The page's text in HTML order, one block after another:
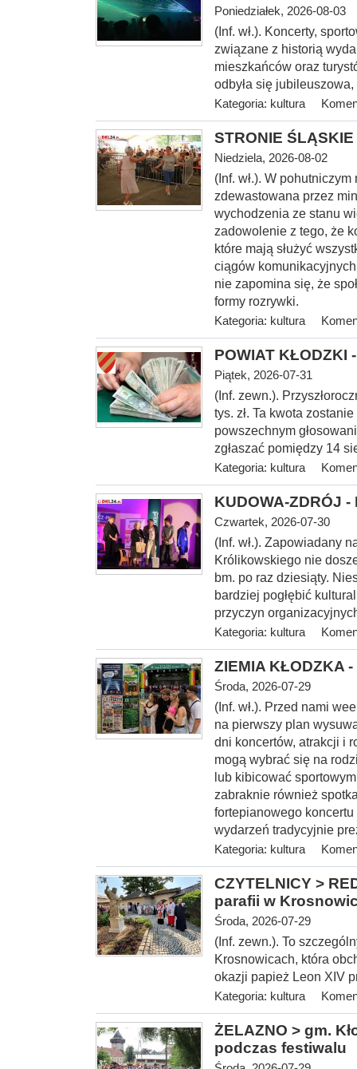
Poniedziałek, 2026-08-03
(Inf. wł.). Koncerty,
związane z historią
mieszkańców oraz
odbyła się
Kategoria: kultura
STRONIE
Niedziela, 2026-08-02
(Inf. wł.). W
zdewastowana przez
wychodzenia ze stanu
zadowolenie z tego, że
które mają służyć
ciągów
nie zapomina się, że
formy rozrywki.
Kategoria: kultura
POWIAT KŁODZKI
Piątek, 2026-07-31
(Inf. zewn.).
tys. zł. Ta kwota
powszechnym
zgłaszać pomiędzy 14
Kategoria: kultura
KUDOWA-ZDRÓJ
Czwartek, 2026-07-30
(Inf. wł.). Zapowiadany
Królikowskiego nie
bm. po raz dziesiąty.
bardziej pogłębić
przyczyn
Kategoria: kultura
ZIEMIA KŁODZKA
Środa, 2026-07-29
(Inf. wł.). Przed nami
na pierwszy plan
dni koncertów, atrakcji i
mogą wybrać się na
lub kibicować
zabraknie również
fortepianowego
wydarzeń tradycyjnie
Kategoria: kultura
CZYTELNICY >
parafii w
Środa, 2026-07-29
(Inf. zewn.). To
Krosnowicach, która
okazji papież Leon XIV
Kategoria: kultura
ŻELAZNO > gm.
podczas festiwalu